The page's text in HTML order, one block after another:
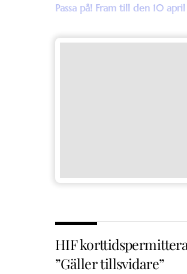
Passa på! Fram till den 10
HIF
”Gäller tillsvidare”